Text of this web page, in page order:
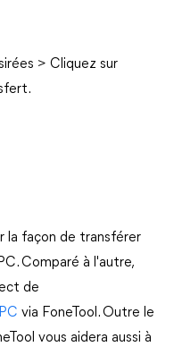
> Cliquez sur
la façon de transférer
Comparé à l'autre,
de
via FoneTool. Outre le
vous aidera aussi à